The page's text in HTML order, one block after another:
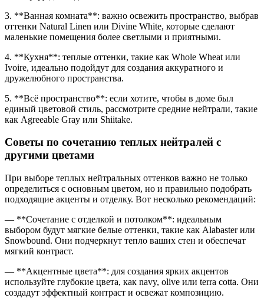
3. **Ванная комната**: важно освежить пространство, выбрав
оттенки Natural Linen или Divine White, которые сделают
маленькие помещения более светлыми и приятными.
4. **Кухня**: теплые оттенки, такие как Whole Wheat или
Ivoire, идеально подойдут для создания аккуратного и
дружелюбного пространства.
5. **Всё пространство**: если хотите, чтобы в доме был
единый цветовой стиль, рассмотрите средние нейтрали, такие
как Agreeable Gray или Shiitake.
Советы по сочетанию теплых нейтралей с
другими цветами
При выборе теплых нейтральных оттенков важно не только
определиться с основным цветом, но и правильно подобрать
подходящие акценты и отделку. Вот несколько рекомендаций:
— **Сочетание с отделкой и потолком**: идеальным
выбором будут мягкие белые оттенки, такие как Alabaster или
Snowbound. Они подчеркнут тепло ваших стен и обеспечат
мягкий контраст.
— **Акцентные цвета**: для создания ярких акцентов
используйте глубокие цвета, как navy, olive или terra cotta. Они
создадут эффектный контраст и освежат композицию.